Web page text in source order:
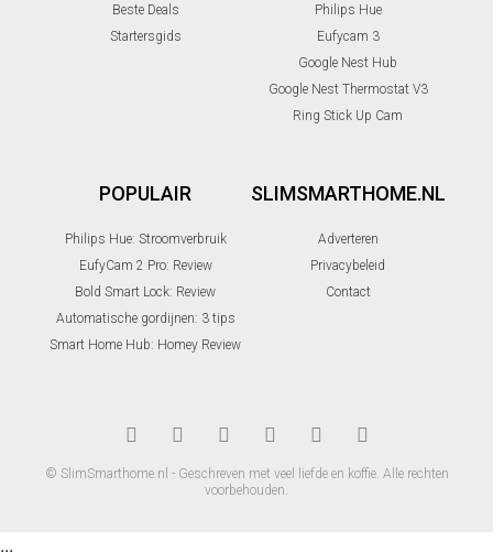
Beste Deals
Startersgids
Philips Hue
Eufycam 3
Google Nest Hub
Google Nest Thermostat V3
Ring Stick Up Cam
POPULAIR
Philips Hue: Stroomverbruik
EufyCam 2 Pro: Review
Bold Smart Lock: Review
Automatische gordijnen: 3 tips
Smart Home Hub: Homey Review
SLIMSMARTHOME.NL
Adverteren
Privacybeleid
Contact
© SlimSmarthome.nl - Geschreven met veel liefde en koffie. Alle rechten
voorbehouden.
...